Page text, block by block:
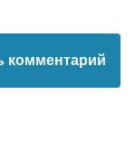
комментарий